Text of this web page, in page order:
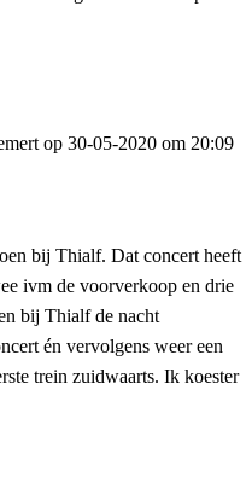
op 30-05-2020 om 20:09
bij Thialf. Dat concert heeft
ivm de voorverkoop en drie
bij Thialf de nacht
én vervolgens weer een
trein zuidwaarts. Ik koester